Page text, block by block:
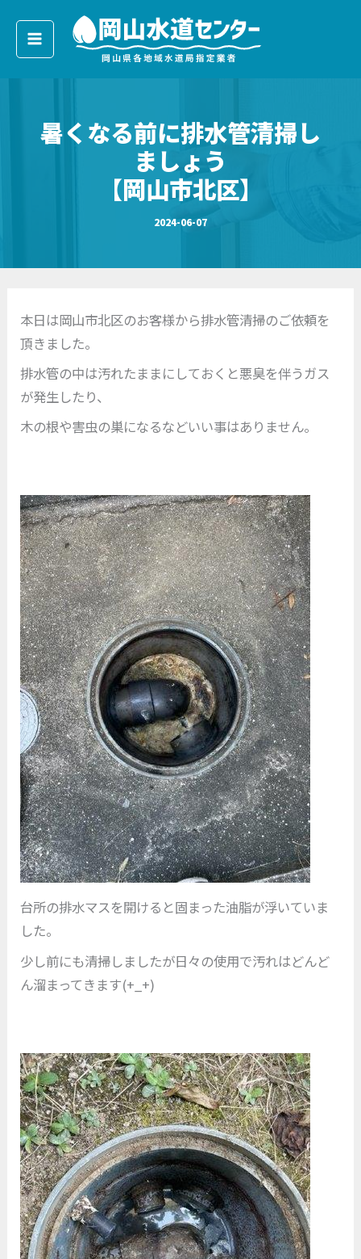
暑くなる前に排水管清掃し
ましょう
【岡山市北区】
2024-06-07
本日は岡山市北区のお客様から排水管清掃のご依頼を
頂きました。
排水管の中は汚れたままにしておくと悪臭を伴うガス
が発生したり、
木の根や害虫の巣になるなどいい事はありません。
台所の排水マスを開けると固まった油脂が浮いていま
した。
少し前にも清掃しましたが日々の使用で汚れはどんど
ん溜まってきます(+_+)
ー
カ
イ